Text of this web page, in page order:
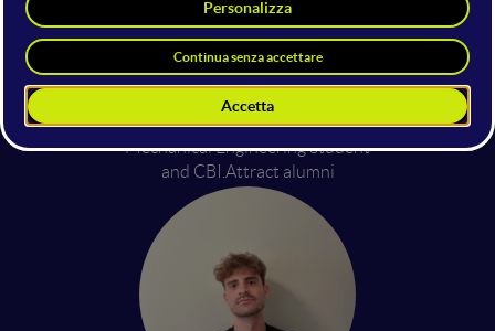
Edoardo Lolli
Mechanical Engineering Student
and CBI.Attract alumni